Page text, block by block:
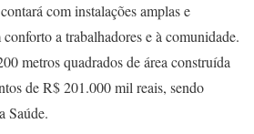
com instalações amplas e
a trabalhadores e à comunidade.
metros quadrados de área construída
de R$ 201.000 mil reais, sendo
Saúde.